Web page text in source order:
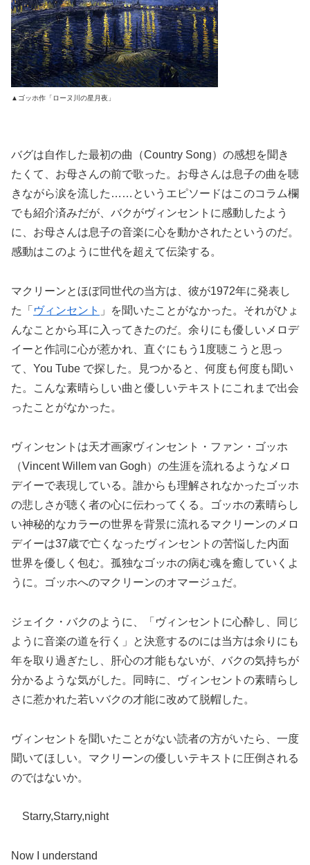
▲ゴッホ作「ローヌ川の星月夜」
バグは自作した最初の曲（Country Song）の感想を聞き
たくて、お母さんの前で歌った。お母さんは息子の曲を聴
きながら涙を流した……というエピソードはこのコラム欄
でも紹介済みだが、バクがヴィンセントに感動したよう
に、お母さんは息子の音楽に心を動かされたというのだ。
感動はこのように世代を超えて伝染する。
マクリーンとほぼ同世代の当方は、彼が1972年に発表し
た「 ヴィンセント 」を聞いたことがなかった。それがひょ
んなことから耳に入ってきたのだ。余りにも優しいメロデ
イーと作詞に心が惹かれ、直ぐにもう1度聴こうと思っ
て、You Tube で探した。見つかると、何度も何度も聞い
た。こんな素晴らしい曲と優しいテキストにこれまで出会
ったことがなかった。
ヴィンセントは天才画家ヴィンセント・ファン・ゴッホ
（Vincent Willem van Gogh）の生涯を流れるようなメロ
デイーで表現している。誰からも理解されなかったゴッホ
の悲しさが聴く者の心に伝わってくる。ゴッホの素晴らし
い神秘的なカラーの世界を背景に流れるマクリーンのメロ
デイーは37歳で亡くなったヴィンセントの苦悩した内面
世界を優しく包む。孤独なゴッホの病む魂を癒していくよ
うに。ゴッホへのマクリーンのオマージュだ。
ジェイク・バクのように、「ヴィンセントに心酔し、同じ
ように音楽の道を行く」と決意するのには当方は余りにも
年を取り過ぎたし、肝心の才能もないが、バクの気持ちが
分かるような気がした。同時に、ヴィンセントの素晴らし
さに惹かれた若いバクの才能に改めて脱帽した。
ヴィンセントを聞いたことがない読者の方がいたら、一度
聞いてほしい。マクリーンの優しいテキストに圧倒される
のではないか。
Starry,Starry,night
Now I understand